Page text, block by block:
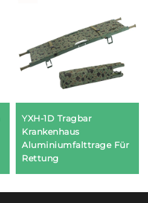
YXH-1D Tragbar
Krankenhaus
Aluminiumfalttrage Für
Rettung